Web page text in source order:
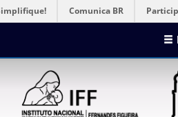
Comunica BR